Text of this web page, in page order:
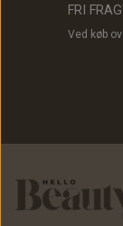
FRI
Ved køb